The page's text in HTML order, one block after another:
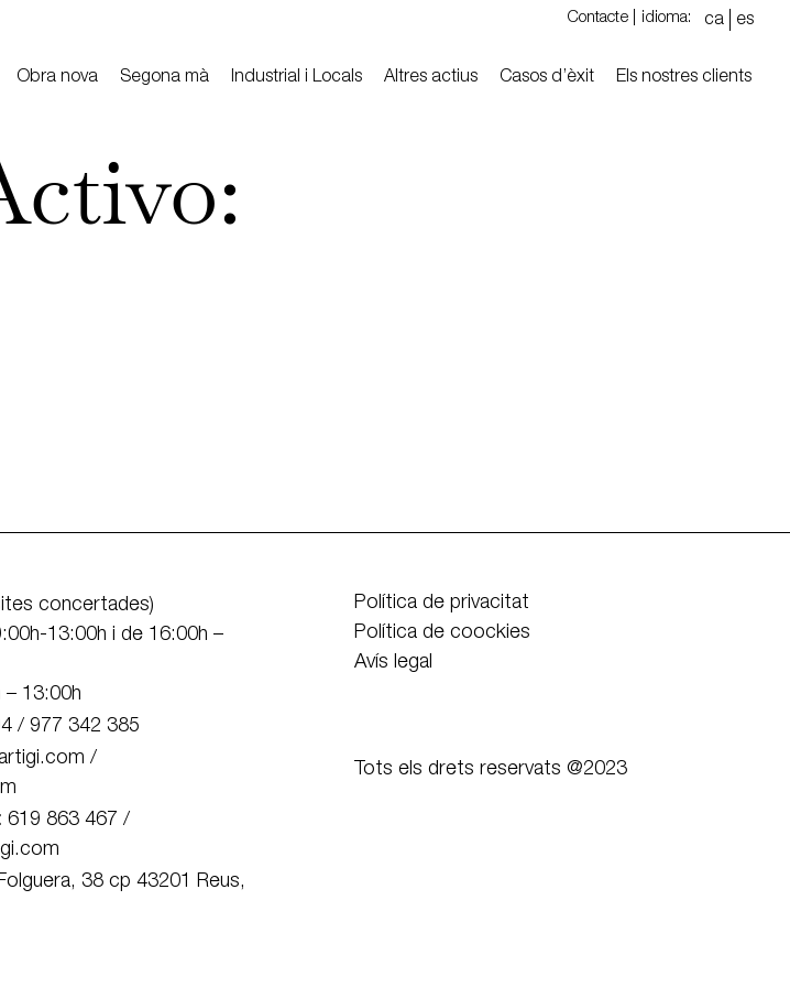
Contacte | idioma: ca es
Obra nova Segona mà Industrial i Locals Altres actius Casos d’èxit Els nostres clients
concertades)
13:00h i de 16:00h –
– 13:00h
/ 977 342 385
/
619 863 467 /
38 cp 43201 Reus,
Política de privacitat
Política de coockies
Avís legal
Tots els drets reservats @2023